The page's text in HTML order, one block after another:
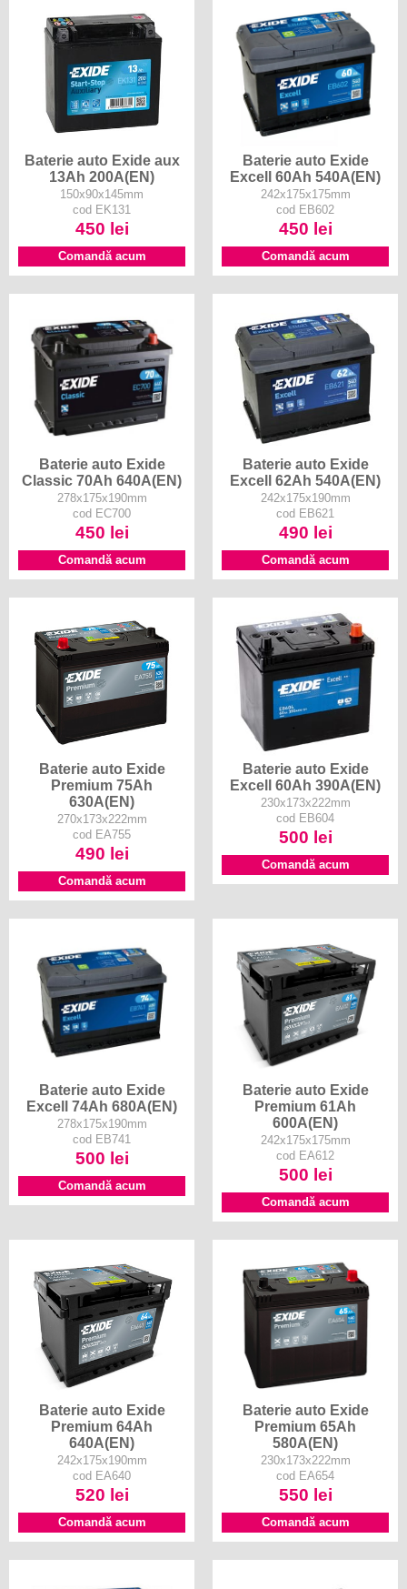
Baterie auto Exide aux
13Ah 200A(EN)
150x90x145mm
cod EK131
450 lei
Comandă acum
Baterie auto Exide
Excell 60Ah 540A(EN)
242x175x175mm
cod EB602
450 lei
Comandă acum
Baterie auto Exide
Classic 70Ah 640A(EN)
278x175x190mm
cod EC700
450 lei
Comandă acum
Baterie auto Exide
Excell 62Ah 540A(EN)
242x175x190mm
cod EB621
490 lei
Comandă acum
Baterie auto Exide
Premium 75Ah
630A(EN)
270x173x222mm
cod EA755
490 lei
Comandă acum
Baterie auto Exide
Excell 60Ah 390A(EN)
230x173x222mm
cod EB604
500 lei
Comandă acum
Baterie auto Exide
Excell 74Ah 680A(EN)
278x175x190mm
cod EB741
500 lei
Comandă acum
Baterie auto Exide
Premium 61Ah
600A(EN)
242x175x175mm
cod EA612
500 lei
Comandă acum
Baterie auto Exide
Premium 64Ah
640A(EN)
242x175x190mm
cod EA640
520 lei
Comandă acum
Baterie auto Exide
Premium 65Ah
580A(EN)
230x173x222mm
cod EA654
550 lei
Comandă acum